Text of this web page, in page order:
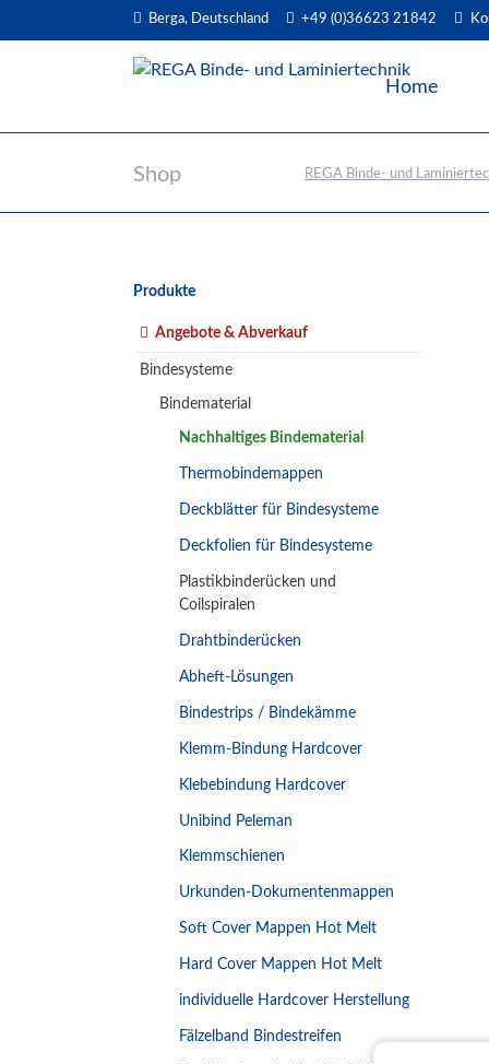
Berga, Deutschland +49 (0)36623 21842
Home
Shop REGA Binde- und
Navigation
Produkte
Angebote & Abverkauf
Bindesysteme
Bindematerial
Nachhaltiges Bindematerial
Thermobindemappen
Deckblätter für Bindesysteme
Deckfolien für Bindesysteme
Plastikbinderücken und
Coilspiralen
Drahtbinderücken
Abheft-Lösungen
Bindestrips / Bindekämme
Klemm-Bindung Hardcover
Klebebindung Hardcover
Unibind Peleman
Klemmschienen
Urkunden-Dokumentenmappen
Soft Cover Mappen Hot Melt
Hard Cover Mappen Hot Melt
individuelle Hardcover Herstellung
Fälzelband Bindestreifen